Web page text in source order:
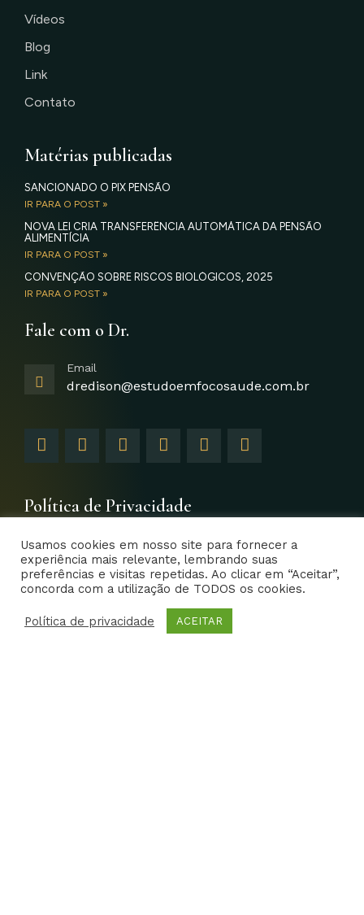
Vídeos
Blog
Link
Contato
Matérias publicadas
SANCIONADO O PIX PENSÃO
IR PARA O POST »
NOVA LEI CRIA TRANSFERÊNCIA AUTOMÁTICA DA PENSÃO
ALIMENTÍCIA
IR PARA O POST »
CONVENÇÃO SOBRE RISCOS BIOLÓGICOS, 2025
IR PARA O POST »
Fale com o Dr.
Email
dredison@estudoemfocosaude.com.br
F
a
b
o
o
k
-
f
I
n
a
g
r
a
m
T
w
t
e
r
Y
o
u
b
e
L
i
d
i
n
-
i
n
G
o
e
-
p
l
u
Política de Privacidade
EFS – Estudo em Foco Saúde 2014- Todos os direitos
reservados | Criative Web
Usamos cookies em nosso site para fornecer a
experiência mais relevante, lembrando suas
preferências e visitas repetidas. Ao clicar em “Aceitar”,
concorda com a utilização de TODOS os cookies.
Política de privacidade ACEITAR